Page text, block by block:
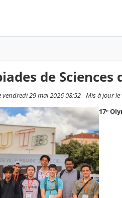
de Sciences
29 mai 2026 08:52 - Mis à jour
17ᵉ